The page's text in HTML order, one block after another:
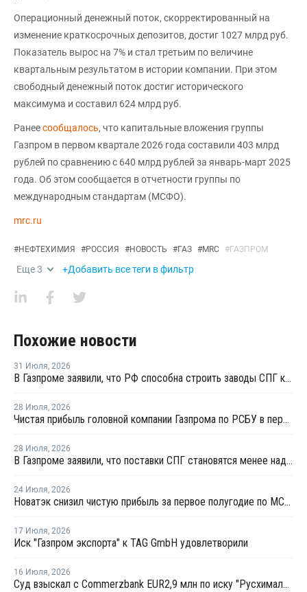
Операционный денежный поток, скорректированный на
изменение краткосрочных депозитов, достиг 1027 млрд руб.
Показатель вырос на 7% и стал третьим по величине
квартальным результатом в истории компании. При этом
свободный денежный поток достиг исторического
максимума и составил 624 млрд руб.
Ранеесообщалось, что капитальные вложения группы
Газпром в первом квартале 2026 года составили 403 млрд
рублей по сравнению с 640 млрд рублей за январь-март 2025
года. Об этом сообщается в отчетности группы по
международным стандартам (МСФО).
mrc.ru
#НЕФТЕХИМИЯ #РОССИЯ #НОВОСТЬ #ГАЗ #MRC #ГАЗПРОМ
Еще3 +Добавить все теги в фильтр
Похожие новости
31 Июля, 2026
В Газпроме заявили, что РФ способна строить заводы СПГ как у себя, так и за рубежом
28 Июля, 2026
Чистая прибыль головной компании Газпрома по РСБУ в первом полугодии составила 78 млрд рублей
28 Июля, 2026
В Газпроме заявили, что поставки СПГ становятся менее надежным способом газоснабжения
24 Июля, 2026
Новатэк снизил чистую прибыль за первое полугодие по МСФО на 3,1%
17 Июля, 2026
Иск "Газпром экспорта" к TAG GmbH удовлетворили
16 Июля, 2026
Суд взыскал с Commerzbank EUR2,9 млн по иску "Русхимальянса"